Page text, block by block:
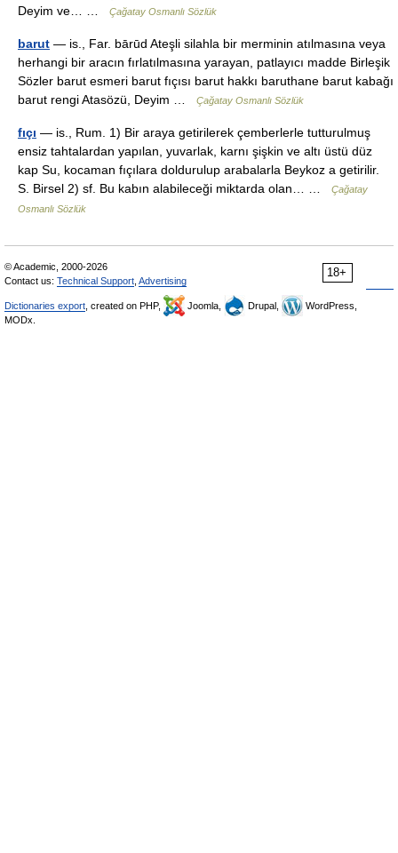
Deyim ve… …
Çağatay Osmanlı Sözlük
barut — is., Far. bārūd Ateşli silahla bir merminin atılmasına veya
herhangi bir aracın fırlatılmasına yarayan, patlayıcı madde Birleşik
Sözler barut esmeri barut fıçısı barut hakkı baruthane barut kabağı
barut rengi Atasözü, Deyim …
Çağatay Osmanlı Sözlük
fıçı — is., Rum. 1) Bir araya getirilerek çemberlerle tutturulmuş
ensiz tahtalardan yapılan, yuvarlak, karnı şişkin ve altı üstü düz
kap Su, kocaman fıçılara doldurulup arabalarla Beykoz a getirilir.
S. Birsel 2) sf. Bu kabın alabileceği miktarda olan… …
Çağatay
Osmanlı Sözlük
18+
© Academic, 2000-2026
Contact us: Technical Support Advertising
Dictionaries export , created on PHP, Joomla, Drupal,
WordPress,
MODx.